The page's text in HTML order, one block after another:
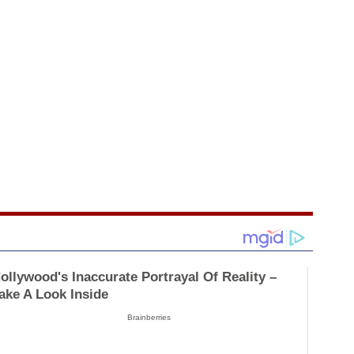
Inaccurate Portrayal Of Reality –
A Look Inside
Brainberries